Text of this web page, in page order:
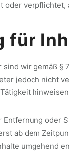
oder
für
wir gemäß §
jedoch nicht
Entfernung oder
ab dem
umgehend